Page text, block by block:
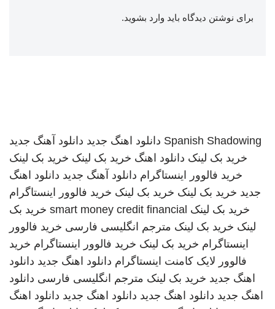
برای نوشتن دیدگاه باید وارد بشوید.
Spanish Shadowing دانلود اهنگ جدید دانلود آهنگ جدید
خرید بک لینک دانلود اهنگ خرید بک لینک خرید بک لینک
خرید فالوور اینستاگرام دانلود آهنگ جدید دانلود اهنگ
جدید خرید بک لینک خرید بک لینک خرید فالوور اینستاگرام
خرید بک لینک smart money credit financial خرید بک
لینک خرید بک لینک مترجم انگلیسی فارسی خرید فالوور
اینستاگرام خرید بک لینک خرید فالوور اینستاگرام خرید
فالوور لایک کامنت اینستاگرام دانلود اهنگ جدید دانلود
اهنگ جدید خرید بک لینک مترجم انگلیسی فارسی دانلود
اهنگ جدید دانلود اهنگ جدید دانلود اهنگ جدید دانلود اهنگ